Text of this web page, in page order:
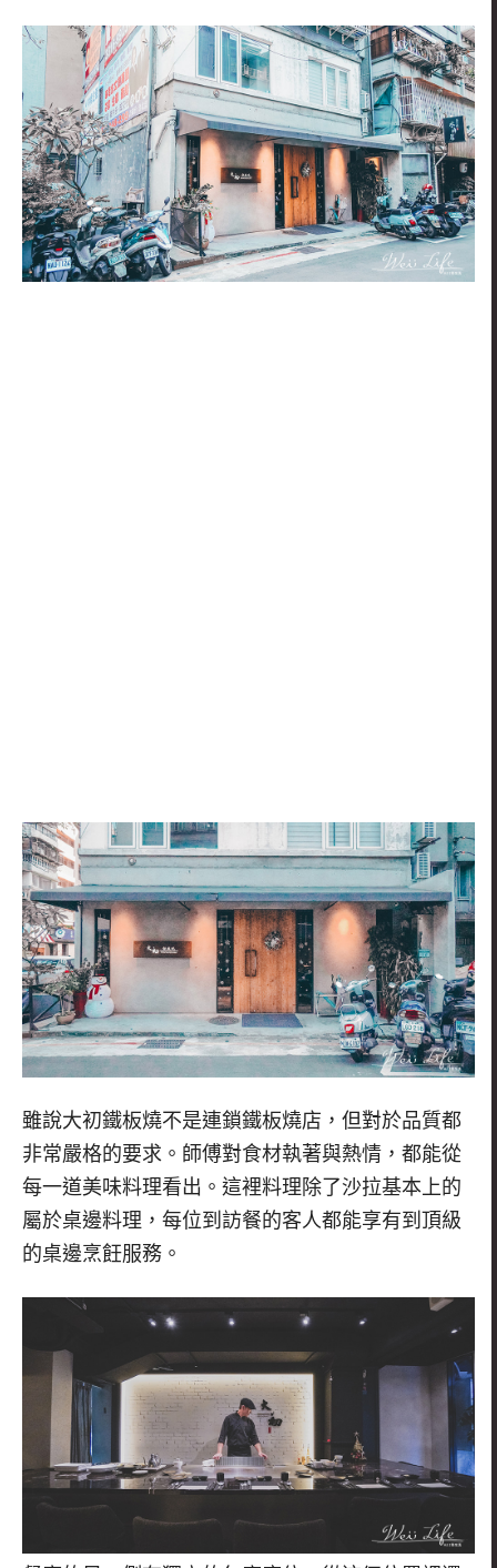
雖說大初鐵板燒不是連鎖鐵板燒店，但對於品質都
非常嚴格的要求。師傅對食材執著與熱情，都能從
每一道美味料理看出。這裡料理除了沙拉基本上的
屬於桌邊料理，每位到訪餐的客人都能享有到頂級
的桌邊烹飪服務。